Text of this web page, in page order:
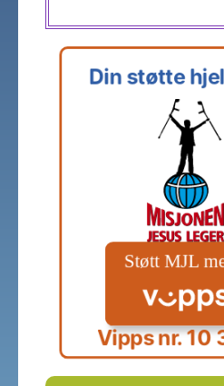
Din støtte
Vipps nr. 10